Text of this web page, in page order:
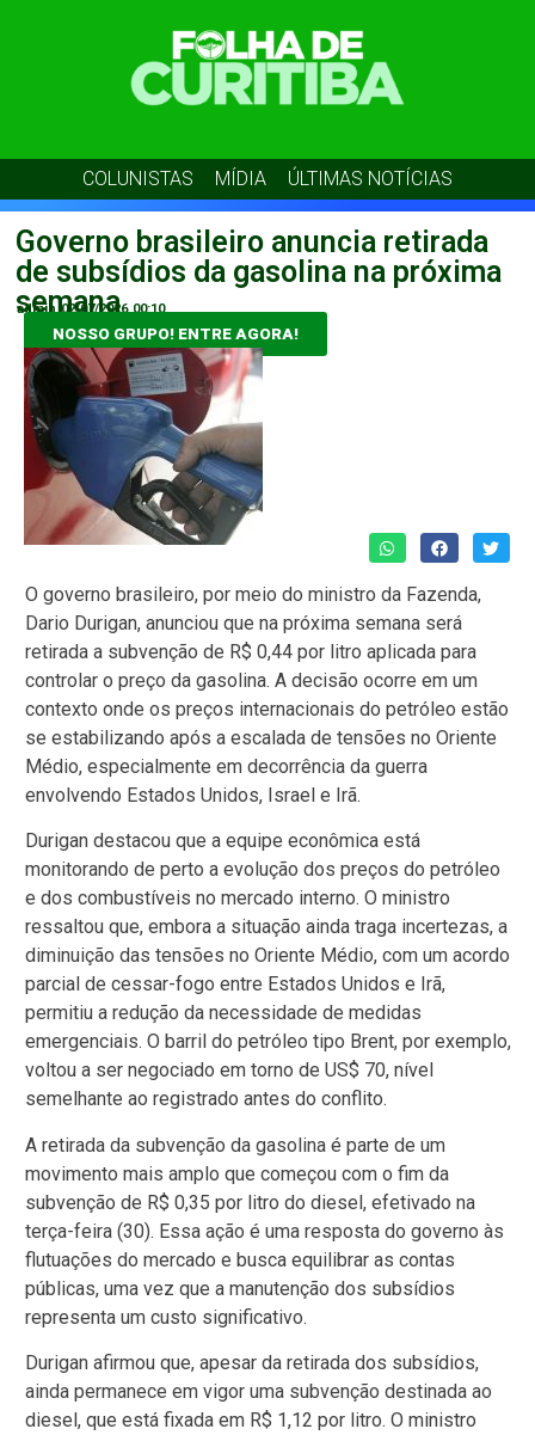
COLUNISTAS MÍDIA ÚLTIMAS NOTÍCIAS
Governo brasileiro anuncia retirada
de subsídios da gasolina na próxima
semana
admin 02/07/2026 00:10
NOSSO GRUPO! ENTRE AGORA!
O governo brasileiro, por meio do ministro da Fazenda,
Dario Durigan, anunciou que na próxima semana será
retirada a subvenção de R$ 0,44 por litro aplicada para
controlar o preço da gasolina. A decisão ocorre em um
contexto onde os preços internacionais do petróleo estão
se estabilizando após a escalada de tensões no Oriente
Médio, especialmente em decorrência da guerra
envolvendo Estados Unidos, Israel e Irã.
Durigan destacou que a equipe econômica está
monitorando de perto a evolução dos preços do petróleo
e dos combustíveis no mercado interno. O ministro
ressaltou que, embora a situação ainda traga incertezas, a
diminuição das tensões no Oriente Médio, com um acordo
parcial de cessar-fogo entre Estados Unidos e Irã,
permitiu a redução da necessidade de medidas
emergenciais. O barril do petróleo tipo Brent, por exemplo,
voltou a ser negociado em torno de US$ 70, nível
semelhante ao registrado antes do conflito.
A retirada da subvenção da gasolina é parte de um
movimento mais amplo que começou com o fim da
subvenção de R$ 0,35 por litro do diesel, efetivado na
terça-feira (30). Essa ação é uma resposta do governo às
flutuações do mercado e busca equilibrar as contas
públicas, uma vez que a manutenção dos subsídios
representa um custo significativo.
Durigan afirmou que, apesar da retirada dos subsídios,
ainda permanece em vigor uma subvenção destinada ao
diesel, que está fixada em R$ 1,12 por litro. O ministro